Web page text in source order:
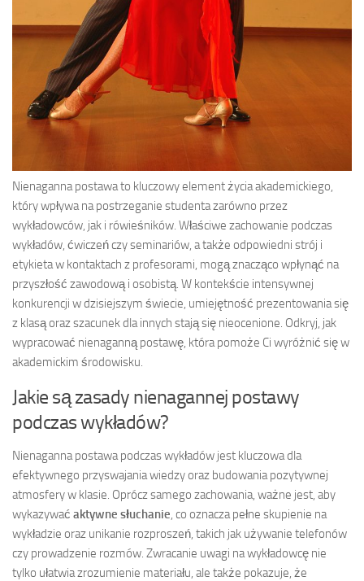
Nienaganna postawa to kluczowy element życia akademickiego,
który wpływa na postrzeganie studenta zarówno przez
wykładowców, jak i rówieśników. Właściwe zachowanie podczas
wykładów, ćwiczeń czy seminariów, a także odpowiedni strój i
etykieta w kontaktach z profesorami, mogą znacząco wpłynąć na
przyszłość zawodową i osobistą. W kontekście intensywnej
konkurencji w dzisiejszym świecie, umiejętność prezentowania się
z klasą oraz szacunek dla innych stają się nieocenione. Odkryj, jak
wypracować nienaganną postawę, która pomoże Ci wyróżnić się w
akademickim środowisku.
Jakie są zasady nienagannej postawy
podczas wykładów?
Nienaganna postawa podczas wykładów jest kluczowa dla
efektywnego przyswajania wiedzy oraz budowania pozytywnej
atmosfery w klasie. Oprócz samego zachowania, ważne jest, aby
wykazywać aktywne słuchanie , co oznacza pełne skupienie na
wykładzie oraz unikanie rozproszeń, takich jak używanie telefonów
czy prowadzenie rozmów. Zwracanie uwagi na wykładowcę nie
tylko ułatwia zrozumienie materiału, ale także pokazuje, że